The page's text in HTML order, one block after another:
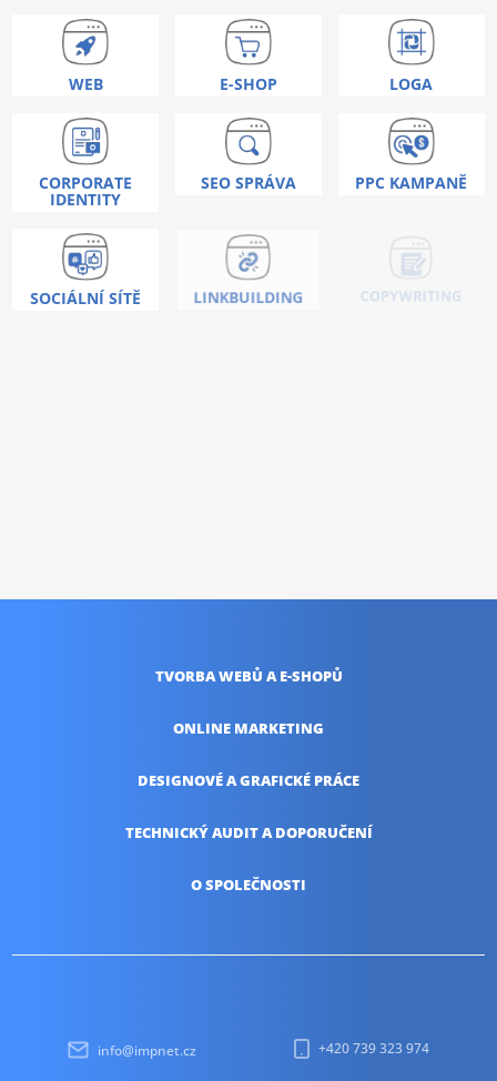
WEB E-SHOP LOGA
CORPORATE
IDENTITY
SEO SPRÁVA PPC KAMPANĚ
SOCIÁLNÍ SÍTĚ LINKBUILDING COPYWRITING
TVORBA WEBŮ A E-SHOPŮ
ONLINE MARKETING
DESIGNOVÉ AGRAFICKÉ PRÁCE
TECHNICKÝ AUDITA DOPORUČENÍ
O SPOLEČNOSTI
info@impnet.cz +420 739 323 974